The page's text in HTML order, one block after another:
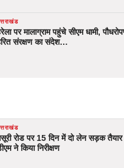
पर मालाग्राम पहुंचे सीएम धामी,
संरक्षण का संदेश…
रोड पर 15 दिन में दो लेन सड़क
ने किया निरीक्षण